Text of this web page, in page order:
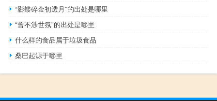
“影镂碎金初透月”的出处是哪里
“曾不涉世氛”的出处是哪里
什么样的食品属于垃圾食品
桑巴起源于哪里